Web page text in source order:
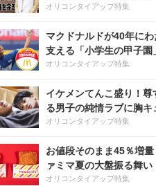
オリコンタイアップ特集
マクドナルドが40年にわ
支える「小学生の甲子園
オリコンタイアップ特集
イケメンてんこ盛り！尊
る男子の純情ラブに胸キ
オリコンタイアップ特集
お値段そのまま45％増量
ァミマ夏の大盤振る舞い
オリコンタイアップ特集